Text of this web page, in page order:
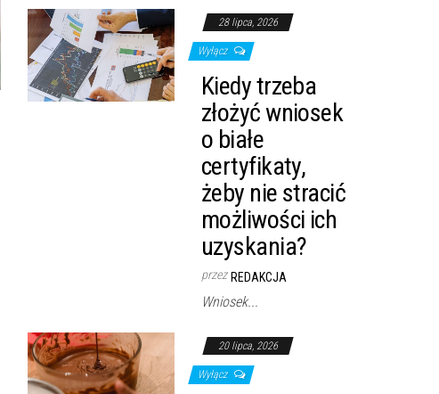
28 lipca, 2026
Wyłącz
Kiedy trzeba
złożyć wniosek
o białe
certyfikaty,
żeby nie stracić
możliwości ich
uzyskania?
przez REDAKCJA
Wniosek...
20 lipca, 2026
Wyłącz